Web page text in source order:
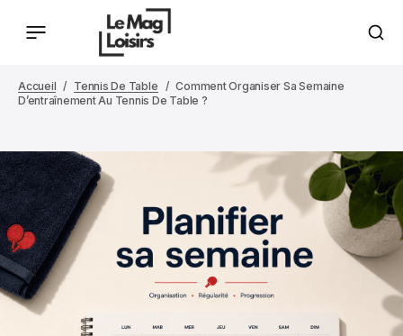
Accueil Tennis De Table
Comment Organiser Sa Semaine
D’entraînement Au Tennis De Table ?